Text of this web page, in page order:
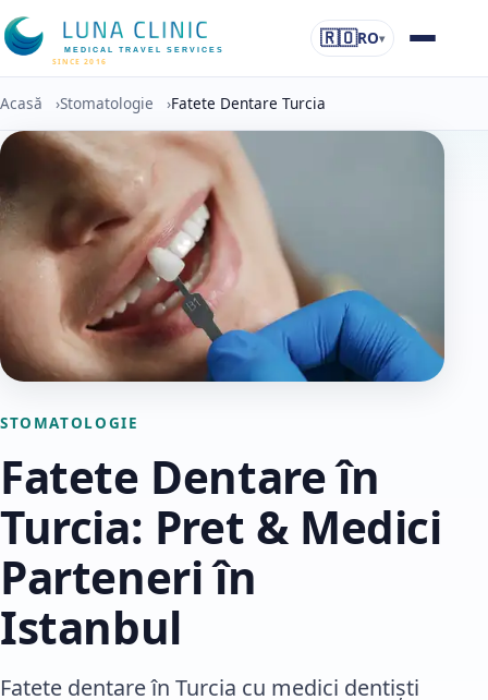
MEDICAL TRAVEL SERVICES
SINCE 2016
🇷🇴RO▾
Acasă ›Stomatologie ›Fatete Dentare Turcia
STOMATOLOGIE
Fatete Dentare în
Turcia: Pret & Medici
Parteneri în
Istanbul
Fatete dentare în Turcia cu medici dentiști